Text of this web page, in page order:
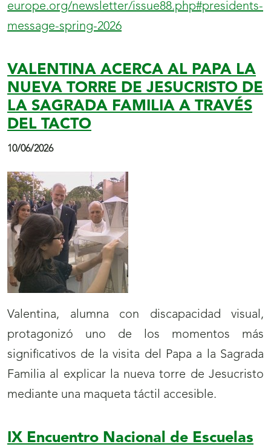
europe.org/newsletter/issue88.php#presidents-
message-spring-2026
VALENTINA ACERCA AL PAPA LA
NUEVA TORRE DE JESUCRISTO DE
LA SAGRADA FAMILIA A TRAVÉS
DEL TACTO
10/06/2026
Valentina, alumna con discapacidad visual,
protagonizó uno de los momentos más
significativos de la visita del Papa a la Sagrada
Familia al explicar la nueva torre de Jesucristo
mediante una maqueta táctil accesible.
IX Encuentro Nacional de Escuelas